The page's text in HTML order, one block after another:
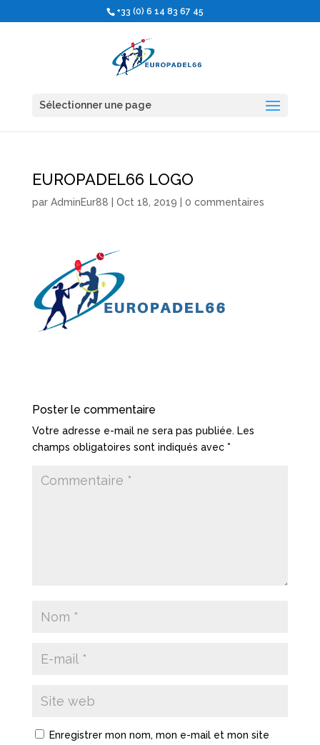
+33 (0) 6 14 83 67 45
Sélectionner une page
EUROPADEL66 LOGO
par AdminEur88 Oct 18, 2019 0 commentaires
Poster le commentaire
Votre adresse e-mail ne sera pas publiée. Les
champs obligatoires sont indiqués avec *
Enregistrer mon nom, mon e-mail et mon site